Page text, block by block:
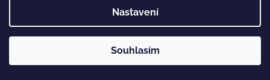
Nastavení
Souhlasím
ve Vestci (kousek za Prahou) – nožky změříme a poradíme s